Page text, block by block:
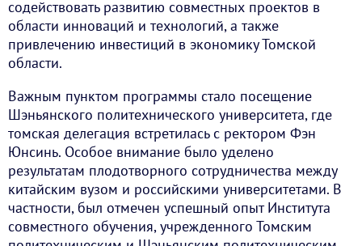
содействовать развитию совместных проектов в
области инноваций и технологий, а также
привлечению инвестиций в экономику Томской
области.
Важным пунктом программы стало посещение
Шэньянского политехнического университета, где
томская делегация встретилась с ректором Фэн
Юнсинь. Особое внимание было уделено
результатам плодотворного сотрудничества между
китайским вузом и российскими университетами. В
частности, был отмечен успешный опыт Института
совместного обучения, учрежденного Томским